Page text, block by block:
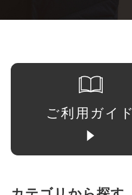
ご利用ガイド